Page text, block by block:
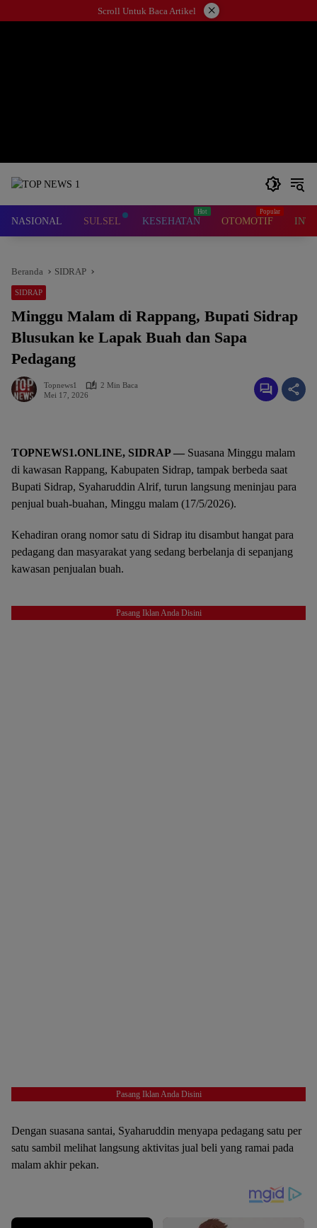
ke
Scroll Untuk Baca Artikel ×
NASIONAL SULSEL KESEHATAN OTOMOTIF
Beranda SIDRAP
SIDRAP
Minggu Malam di Rappang, Bupati Sidrap
Blusukan ke Lapak Buah dan Sapa
Pedagang
Topnews1
2 Min Baca
Mei 17, 2026
TOPNEWS1.ONLINE, SIDRAP — Suasana Minggu malam
di kawasan Rappang, Kabupaten Sidrap, tampak berbeda saat
Bupati Sidrap, Syaharuddin Alrif, turun langsung meninjau para
penjual buah-buahan, Minggu malam (17/5/2026).
Kehadiran orang nomor satu di Sidrap itu disambut hangat para
pedagang dan masyarakat yang sedang berbelanja di sepanjang
kawasan penjualan buah.
Pasang Iklan Anda Disini
Pasang Iklan Anda Disini
Dengan suasana santai, Syaharuddin menyapa pedagang satu per
satu sambil melihat langsung aktivitas jual beli yang ramai pada
malam akhir pekan.